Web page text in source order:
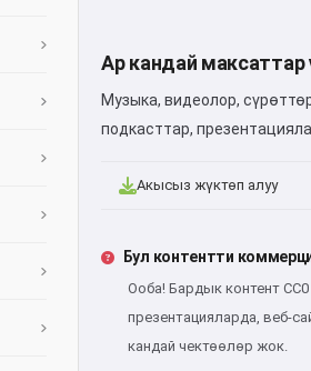
Ар кандай максаттар
Музыка, видеолор,
подкасттар,
Акысыз жүктөп алуу
Бул контентти
Ооба! Бардык контент
презентацияларда, веб-
кандай чектөөлөр жок.